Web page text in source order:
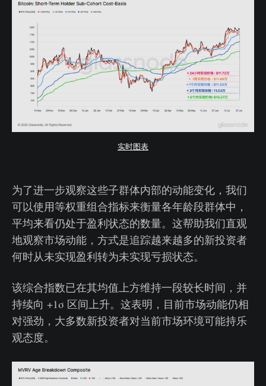
实时图表
为了进一步观察这些子群体内部的动能变化，我们
可以使用等权重组合指标来衡量各年龄段群体中，
平均来看仍处于盈利状态的数量。这帮助我们直观
地观察市场动能，方式是追踪越来越多的新投资者
何时从未实现盈利转为未实现亏损状态。
该综合指数已在其均值上方维持一段较长时间，并
持续向 +1σ 区间上升。这表明，目前市场动能仍相
对强劲，大多数新投资者对当前市场环境可能持乐
观态度。